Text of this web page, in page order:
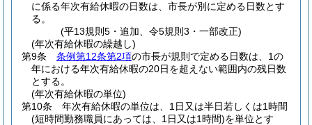
に係る年次有給休暇の日数は、市長が別に定める日数とす
る。
(平13規則5・追加、令5規則3・一部改正)
(年次有給休暇の繰越し)
第9条
条例第12条第2項の市長が規則で定める日数は、1の
年における年次有給休暇の20日を超えない範囲内の残日数
とする。
(年次有給休暇の単位)
第10条
年次有給休暇の単位は、1日又は半日若しくは1時間
(短時間勤務職員にあっては、1日又は1時間)を単位とす